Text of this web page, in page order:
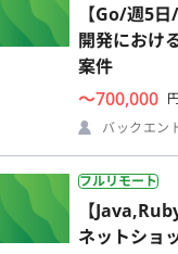
【Go/週5
開発におけ
案件
〜700,000
バックエン
フルリモート
【
ネットショ